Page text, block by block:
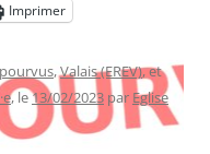
Imprimer
,Valais (EREV), et
, le13/02/2023 par Eglise